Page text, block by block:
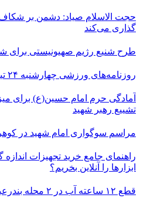
حجت الاسلام صیاد: دشمن بر
گذاری می‌کند
طرح شنیع رژیم صهیونیستی برای
روزنامه‌های ورزشی چهارشنبه ۲۴ تیر ۱۴۰۵
آمادگی حرم امام حسین(ع) برای
تشییع رهبر شهید
مراسم سوگواری امام شهید در
راهنمای جامع خرید تجهیزات
ابزارها را آنلاین بخریم؟
قطع ۱۲ ساعته آب در ۲ محله بندرعباس